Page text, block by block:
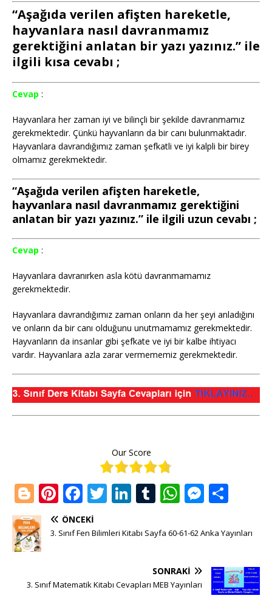
“Aşağıda verilen afişten hareketle,
hayvanlara nasıl davranmamız
gerektiğini anlatan bir yazı yazınız.” ile
ilgili kısa cevabı ;
Cevap :
Hayvanlara her zaman iyi ve bilinçli bir şekilde davranmamız
gerekmektedir. Çünkü hayvanların da bir canı bulunmaktadır.
Hayvanlara davrandığımız zaman şefkatli ve iyi kalpli bir birey
olmamız gerekmektedir.
“Aşağıda verilen afişten hareketle,
hayvanlara nasıl davranmamız gerektiğini
anlatan bir yazı yazınız.” ile ilgili uzun cevabı ;
Cevap :
Hayvanlara davranırken asla kötü davranmamamız
gerekmektedir.
Hayvanlara davrandığımız zaman onların da her şeyi anladığını
ve onların da bir canı olduğunu unutmamamız gerekmektedir.
Hayvanların da insanlar gibi şefkate ve iyi bir kalbe ihtiyacı
vardır. Hayvanlara azla zarar vermememiz gerekmektedir.
Our Score
Bl
o
g
g
r
Pi
n
te
st
F
a
c
o
T
it
Li
k
n
T
m
r
W
at
A
p
M
ss
n
g
ar
ÖNCEKI
3. Sınıf Fen Bilimleri Kitabı Sayfa 60-61-62 Anka Yayınları
SONRAKI
3. Sınıf Matematik Kitabı Cevapları MEB Yayınları